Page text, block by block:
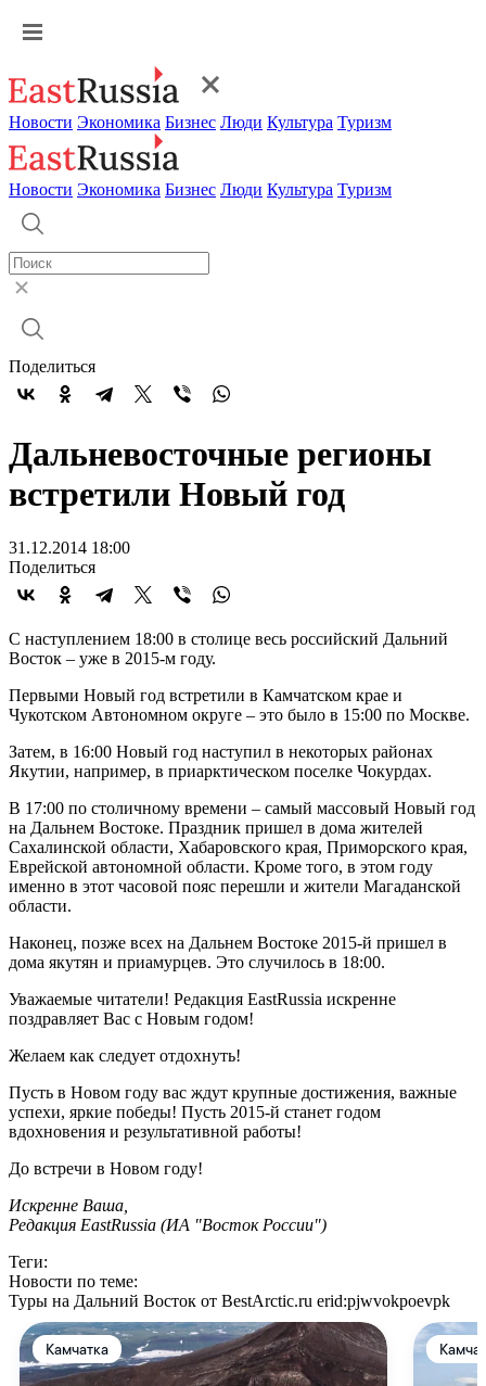
Новости Экономика Бизнес Люди Культура Туризм
Новости Экономика Бизнес Люди Культура Туризм
Поделиться
Дальневосточные регионы
встретили Новый год
31.12.2014 18:00
Поделиться
С наступлением 18:00 в столице весь российский Дальний
Восток – уже в 2015-м году.
Первыми Новый год встретили в Камчатском крае и
Чукотском Автономном округе – это было в 15:00 по Москве.
Затем, в 16:00 Новый год наступил в некоторых районах
Якутии, например, в приарктическом поселке Чокурдах.
В 17:00 по столичному времени – самый массовый Новый год
на Дальнем Востоке. Праздник пришел в дома жителей
Сахалинской области, Хабаровского края, Приморского края,
Еврейской автономной области. Кроме того, в этом году
именно в этот часовой пояс перешли и жители Магаданской
области.
Наконец, позже всех на Дальнем Востоке 2015-й пришел в
дома якутян и приамурцев. Это случилось в 18:00.
Уважаемые читатели! Редакция EastRussia искренне
поздравляет Вас с Новым годом!
Желаем как следует отдохнуть!
Пусть в Новом году вас ждут крупные достижения, важные
успехи, яркие победы! Пусть 2015-й станет годом
вдохновения и результативной работы!
До встречи в Новом году!
Искренне Ваша,
Редакция EastRussia (ИА "Восток России")
Теги:
Новости по теме:
Туры на Дальний Восток от BestArctic.ru erid:pjwvokpoevpk